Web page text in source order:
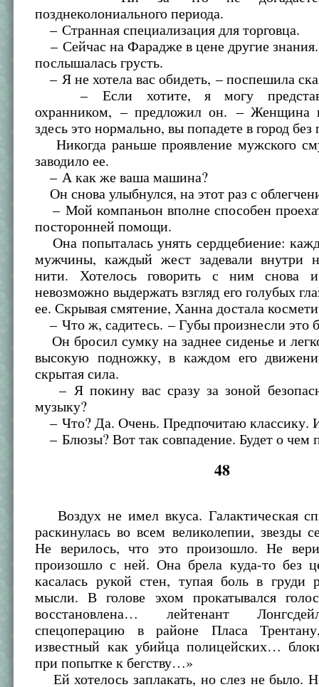
позднеколониального периода.
– Странная специализация для торговца.
– Сейчас на Фарадже в цене другие
послышалась грусть.
– Я не хотела вас обидеть, – поспешила
– Если хотите, я могу
охранником, – предложил он. – Женщина
здесь это нормально, вы попадете в город
Никогда раньше проявление мужского
заводило ее.
– А как же ваша машина?
Он снова улыбнулся, на этот раз с
– Мой компаньон вполне способен
посторонней помощи.
Она попыталась унять сердцебиение:
мужчины, каждый жест задевали внутри
нити. Хотелось говорить с ним снова
невозможно выдержать взгляд его голубых
ее. Скрывая смятение, Ханна достала
– Что ж, садитесь. – Губы произнесли это
Он бросил сумку на заднее сиденье и
высокую подножку, в каждом его
скрытая сила.
– Я покину вас сразу за зоной
музыку?
– Что? Да. Очень. Предпочитаю классику.
– Блюзы? Вот так совпадение. Будет о чем
48
Воздух не имел вкуса. Галактическая
раскинулась во всем великолепии, звезды
Не верилось, что это произошло. Не
произошло с ней. Она брела куда-то без
касалась рукой стен, тупая боль в груди
мысли. В голове эхом прокатывался
восстановлена… лейтенант
спецоперацию в районе Пласа
известный как убийца полицейских…
при попытке к бегству…»
Ей хотелось заплакать, но слез не было.